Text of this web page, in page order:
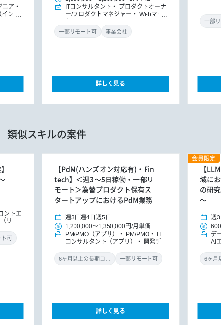
ニア
ンフ
ITコンサルタント
プロダクトオーナ
ー/プロダクトマネジャー
Webマー
一部リモート可 事業会社
詳しく見る
一部
類似スキルの案件
ントエ
リー
ト可
【PdM(ハンズオン対応有)・Fin
tech】＜週3～5日稼働・一部リ
モート＞為替プロダクト保有ス
タートアップにおけるPdM業務
週3日 週4日 週5日
1,200,000～1,350,000円/月単価
PM/PMO（アプリ）
PM/PMO
IT
コンサルタント（アプリ）
開発ディ
ダクトマネジャー
一部リモート可
詳しく見る
会員限定
【
域に
の研
～
週3
デ
AI